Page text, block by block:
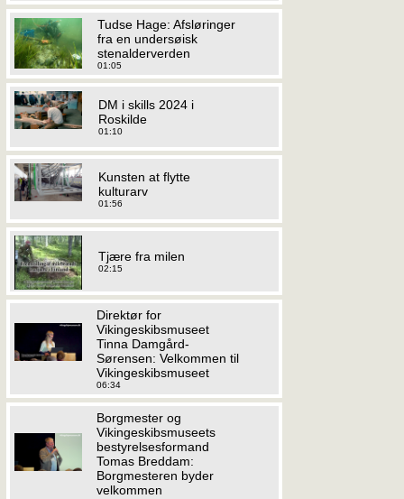
Tudse Hage: Afsløringer
fra en undersøisk
stenalderverden
01:05
DM i skills 2024 i
Roskilde
01:10
Kunsten at flytte
kulturarv
01:56
Tjære fra milen
02:15
Direktør for
Vikingeskibsmuseet
Tinna Damgård-
Sørensen: Velkommen til
Vikingeskibsmuseet
06:34
Borgmester og
Vikingeskibsmuseets
bestyrelsesformand
Tomas Breddam:
Borgmesteren byder
velkommen